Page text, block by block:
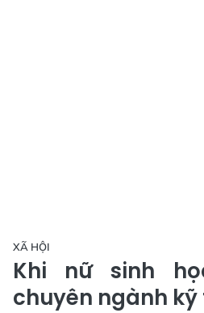
XÃ HỘI
Khi nữ sinh
chuyên ngành